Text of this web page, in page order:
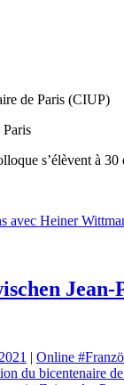
de Paris (CIUP)
s’élèvent à
avec Heiner
| Online
du bicentenaire